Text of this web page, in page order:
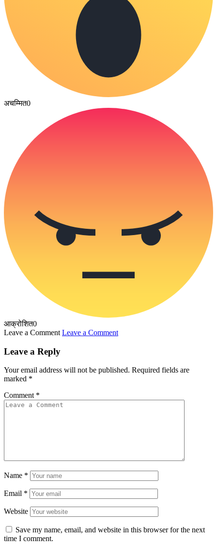
अचम्मित0
आक्रोशित0
Leave a Comment Leave a Comment
Leave a Reply
Your email address will not be published. Required fields are
marked *
Comment *
Name *
Email *
Website
Save my name, email, and website in this browser for the next
time I comment.